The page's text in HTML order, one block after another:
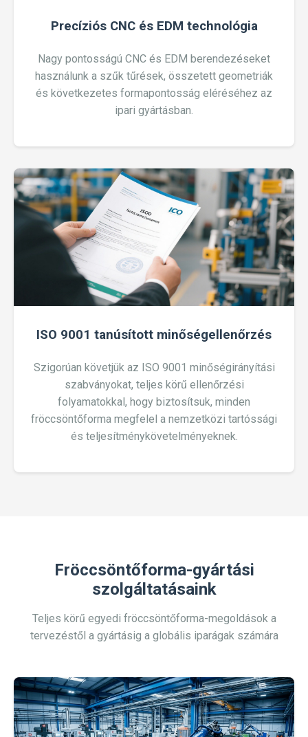
Precíziós CNC és EDM technológia
Nagy pontosságú CNC és EDM berendezéseket
használunk a szűk tűrések, összetett geometriák
és következetes formapontosság eléréséhez az
ipari gyártásban.
ISO 9001 tanúsított minőségellenőrzés
Szigorúan követjük az ISO 9001 minőségirányítási
szabványokat, teljes körű ellenőrzési
folyamatokkal, hogy biztosítsuk, minden
fröccsöntőforma megfelel a nemzetközi tartóssági
és teljesítménykövetelményeknek.
Fröccsöntőforma-gyártási
szolgáltatásaink
Teljes körű egyedi fröccsöntőforma-megoldások a
tervezéstől a gyártásig a globális iparágak számára